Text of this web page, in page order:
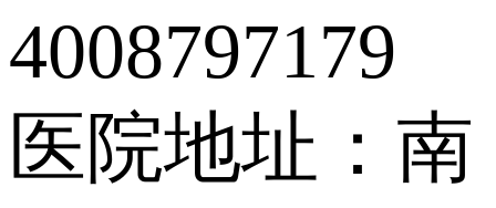
4008797179
医院地址：南